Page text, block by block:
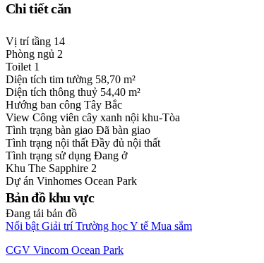
Chi tiết căn
Vị trí tầng 14
Phòng ngủ 2
Toilet 1
Diện tích tim tường 58,70 m²
Diện tích thông thuỷ 54,40 m²
Hướng ban công Tây Bắc
View Công viên cây xanh nội khu-Tòa
Tình trạng bàn giao Đã bàn giao
Tình trạng nội thất Đầy đủ nội thất
Tình trạng sử dụng Đang ở
Khu The Sapphire 2
Dự án Vinhomes Ocean Park
Bản đồ khu vực
Đang tải bản đồ
Nổi bật Giải trí Trường họcY tế Mua sắm
CGV Vincom Ocean Park